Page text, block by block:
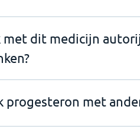
met dit medicijn
progesteron met